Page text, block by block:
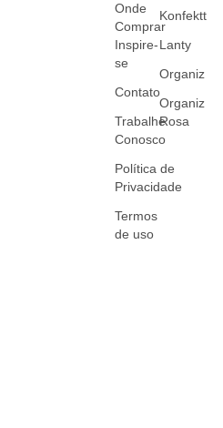
Onde
Comprar
Inspire-
se
Contato
Trabalhe
Conosco
Política de
Privacidade
Termos
de uso
Konfektt
Lanty
Organiz
Organiz
Rosa